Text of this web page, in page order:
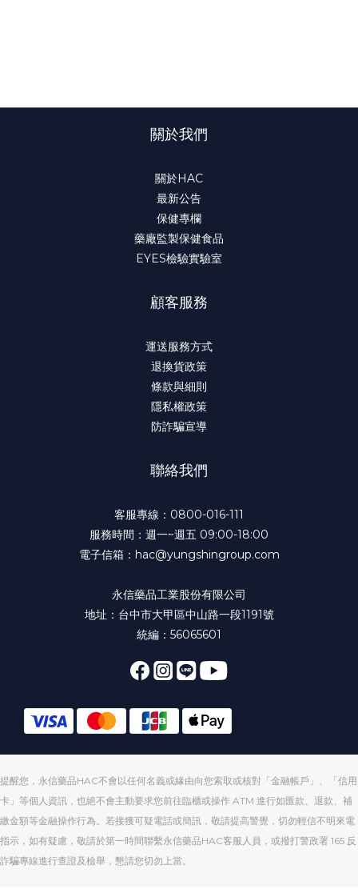
關於我們
關於HAC
最新公告
保健專欄
藥廠監製保健食品
EYES檢驗實驗室
顧客服務
運送服務方式
退換貨政策
條款與細則
隱私權政策
防詐騙宣導
聯絡我們
客服專線：0800-016-111
服務時間：週一~週五 09:00-18:00
電子信箱：hac@yungshingroup.com
永信藥品工業股份有限公司
地址：台中市大甲區中山路一段1191號
統編：56065601
提醒您，永信藥品HAC不會以任何名義或緣由向您索取或核對「金融帳戶」、「信用
卡」等個人資訊，也絕不會主動要求您前往臨櫃或操作 ATM 進行如匯款、退款、補
繳金額等金融操作行為。若接獲可疑電話或簡訊，敬請提高警覺，切勿輕信不明來電
指示，如有疑慮，敬請於第一時間聯繫永信藥品HAC客服人員，或撥打警政署 165 反
詐騙專線進行查證及檢舉，懇請您切勿上當。